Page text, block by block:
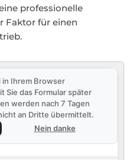
professionelle
Faktor für einen
in Ihrem Browser
Sie das Formular später
werden nach 7 Tagen
an Dritte übermittelt.
Nein danke